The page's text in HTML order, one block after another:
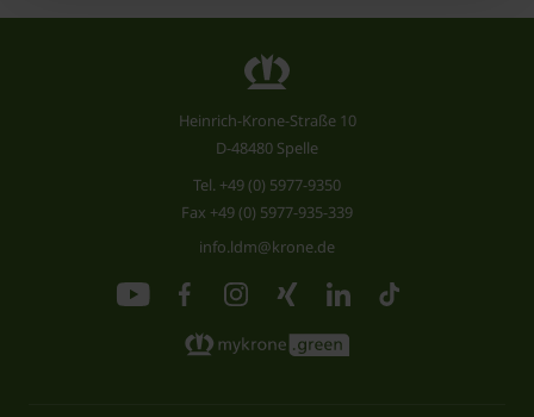
Heinrich-Krone-Straße 10
D-48480 Spelle
Tel. +49 (0) 5977-9350
Fax +49 (0) 5977-935-339
info.ldm@krone.de